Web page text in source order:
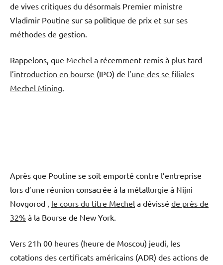
de vives critiques du désormais Premier ministre
Vladimir Poutine sur sa politique de prix et sur ses
méthodes de gestion.
Rappelons, que Mechel a récemment remis à plus tard
l’introduction en bourse (IPO) de l’une des se filiales
Mechel Mining.
Après que Poutine se soit emporté contre l’entreprise
lors d’une réunion consacrée à la métallurgie à Nijni
Novgorod , le cours du titre Mechel a dévissé de près de
32% à la Bourse de New York.
Vers 21h 00 heures (heure de Moscou) jeudi, les
cotations des certificats américains (ADR) des actions de